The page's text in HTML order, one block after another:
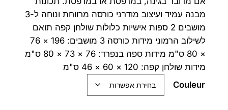
ה
מ
ק
ו
ר
ה
נ
ו
כ
ח
מבנה עמיד ועיצוב מודרני כורסה מרווחת ונוחה ל-3
מושבים 2 ספות אישיות כלולות שולחן קפה תואם
לשילוב הרמוני מידות כורסה 3 מושבים: 196 × 76
× 80 ס"מ מידות ספה בנפרד: 76 × 73 × 80 ס"מ
מידות שולחן קפה: 120 × 60 × 46 ס"מ
Couleur